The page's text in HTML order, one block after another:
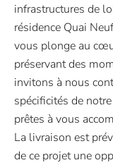
infrastructures de
résidence Quai
vous plonge au
préservant des
invitons à nous
spécificités de
prêtes à vous
La livraison est
de ce projet une